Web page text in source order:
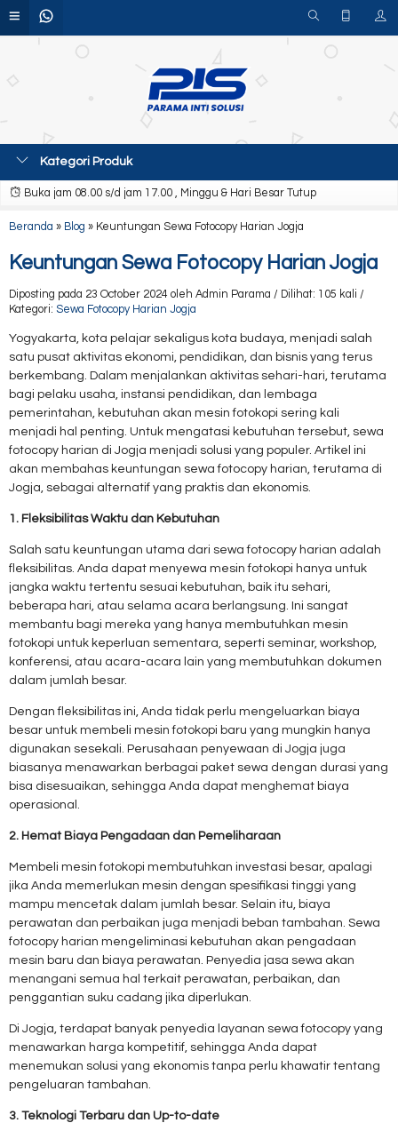
Kategori Produk
Buka jam 08.00 s/d jam 17.00 , Minggu & Hari Besar Tutup
Beranda » Blog » Keuntungan Sewa Fotocopy Harian Jogja
Keuntungan Sewa Fotocopy Harian Jogja
Diposting pada 23 October 2024 oleh Admin Parama / Dilihat: 105 kali /
Kategori: Sewa Fotocopy Harian Jogja
Yogyakarta, kota pelajar sekaligus kota budaya, menjadi salah
satu pusat aktivitas ekonomi, pendidikan, dan bisnis yang terus
berkembang. Dalam menjalankan aktivitas sehari-hari, terutama
bagi pelaku usaha, instansi pendidikan, dan lembaga
pemerintahan, kebutuhan akan mesin fotokopi sering kali
menjadi hal penting. Untuk mengatasi kebutuhan tersebut, sewa
fotocopy harian di Jogja menjadi solusi yang populer. Artikel ini
akan membahas keuntungan sewa fotocopy harian, terutama di
Jogja, sebagai alternatif yang praktis dan ekonomis.
1. Fleksibilitas Waktu dan Kebutuhan
Salah satu keuntungan utama dari sewa fotocopy harian adalah
fleksibilitas. Anda dapat menyewa mesin fotokopi hanya untuk
jangka waktu tertentu sesuai kebutuhan, baik itu sehari,
beberapa hari, atau selama acara berlangsung. Ini sangat
membantu bagi mereka yang hanya membutuhkan mesin
fotokopi untuk keperluan sementara, seperti seminar, workshop,
konferensi, atau acara-acara lain yang membutuhkan dokumen
dalam jumlah besar.
Dengan fleksibilitas ini, Anda tidak perlu mengeluarkan biaya
besar untuk membeli mesin fotokopi baru yang mungkin hanya
digunakan sesekali. Perusahaan penyewaan di Jogja juga
biasanya menawarkan berbagai paket sewa dengan durasi yang
bisa disesuaikan, sehingga Anda dapat menghemat biaya
operasional.
2. Hemat Biaya Pengadaan dan Pemeliharaan
Membeli mesin fotokopi membutuhkan investasi besar, apalagi
jika Anda memerlukan mesin dengan spesifikasi tinggi yang
mampu mencetak dalam jumlah besar. Selain itu, biaya
perawatan dan perbaikan juga menjadi beban tambahan. Sewa
fotocopy harian mengeliminasi kebutuhan akan pengadaan
mesin baru dan biaya perawatan. Penyedia jasa sewa akan
menangani semua hal terkait perawatan, perbaikan, dan
penggantian suku cadang jika diperlukan.
Di Jogja, terdapat banyak penyedia layanan sewa fotocopy yang
menawarkan harga kompetitif, sehingga Anda dapat
menemukan solusi yang ekonomis tanpa perlu khawatir tentang
pengeluaran tambahan.
3. Teknologi Terbaru dan Up-to-date